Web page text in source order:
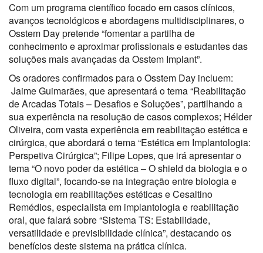
Com um programa científico focado em casos clínicos,
avanços tecnológicos e abordagens multidisciplinares, o
Osstem Day pretende “fomentar a partilha de
conhecimento e aproximar profissionais e estudantes das
soluções mais avançadas da Osstem Implant”.
Os oradores confirmados para o Osstem Day incluem:
Jaime Guimarães, que apresentará o tema “Reabilitação
de Arcadas Totais – Desafios e Soluções”, partilhando a
sua experiência na resolução de casos complexos; Hélder
Oliveira, com vasta experiência em reabilitação estética e
cirúrgica, que abordará o tema “Estética em Implantologia:
Perspetiva Cirúrgica”; Filipe Lopes, que irá apresentar o
tema “O novo poder da estética – O shield da biologia e o
fluxo digital”, focando-se na integração entre biologia e
tecnologia em reabilitações estéticas e Cesaltino
Remédios, especialista em implantologia e reabilitação
oral, que falará sobre “Sistema TS: Estabilidade,
versatilidade e previsibilidade clínica”, destacando os
benefícios deste sistema na prática clínica.